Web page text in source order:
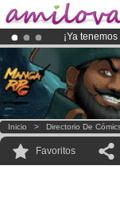
¡Ya
El
Inicio > Directorio De
Favoritos